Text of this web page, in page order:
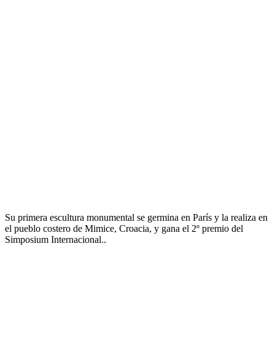
Su primera escultura monumental se germina en París y la realiza en
el pueblo costero de Mimice, Croacia, y gana el 2º premio del
Simposium Internacional..